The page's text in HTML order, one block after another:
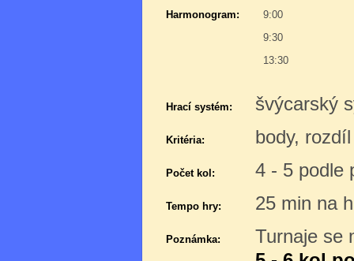
Harmonogram:
9:00
9:30
13:30
Hrací systém: švýcarský
Kritéria: body,
Počet kol: 4 - 5 podle
Tempo hry: 25 min na
Poznámka:
Turnaje se